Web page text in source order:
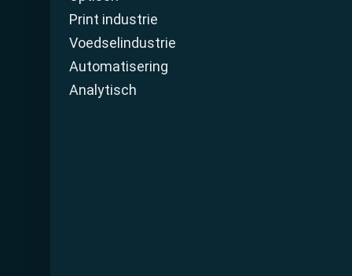
Print industrie
Voedselindustrie
Automatisering
Analytisch